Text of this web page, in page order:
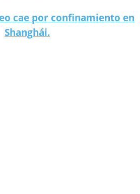
cae por confinamiento en
Shanghái.